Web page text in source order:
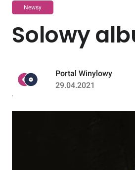
Newsy
Solowy
Portal Winylowy
29.04.2021